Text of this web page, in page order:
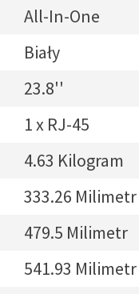
All-In-One
Biały
23.8''
1 x RJ-45
4.63 Kilogram
333.26 Milimetr
479.5 Milimetr
541.93 Milimetr